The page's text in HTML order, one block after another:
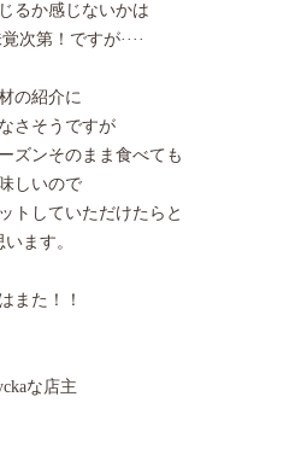
るか感じないかは
次第！ですが····
の紹介に
さそうですが
ズンそのまま食べても
しいので
トしていただけたらと
います。
また！！
な店主